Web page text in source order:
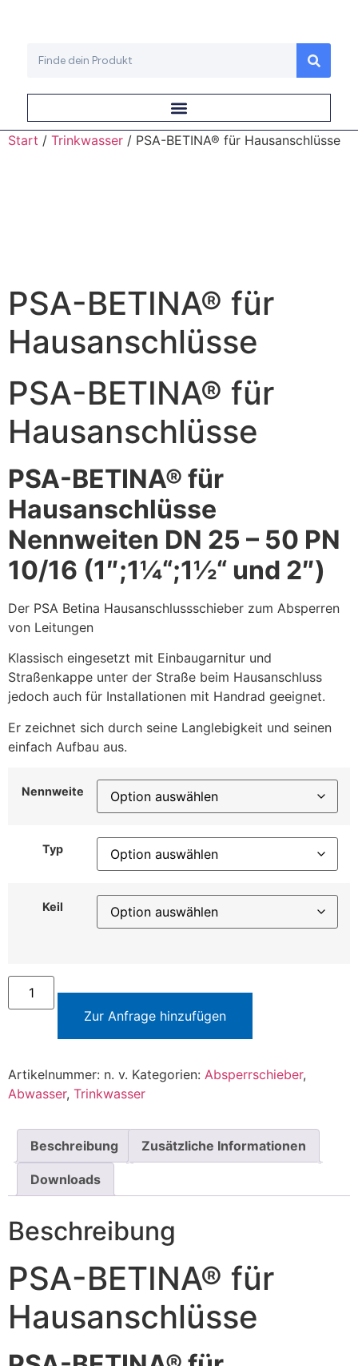
Start / Trinkwasser / PSA-BETINA® für Hausanschlüsse
PSA-BETINA® für
Hausanschlüsse
PSA-BETINA® für
Hausanschlüsse
PSA-BETINA® für
Hausanschlüsse
Nennweiten DN 25 – 50 PN
10/16 (1″;1¼“;1½“ und 2″)
Der PSA Betina Hausanschlussschieber zum Absperren
von Leitungen
Klassisch eingesetzt mit Einbaugarnitur und
Straßenkappe unter der Straße beim Hausanschluss
jedoch auch für Installationen mit Handrad geeignet.
Er zeichnet sich durch seine Langlebigkeit und seinen
einfach Aufbau aus.
Nennweite
Typ
Keil
Zur Anfrage hinzufügen
Artikelnummer: n. v. Kategorien: Absperrschieber,
Abwasser, Trinkwasser
Beschreibung Zusätzliche Informationen
Downloads
Beschreibung
PSA-BETINA® für
Hausanschlüsse